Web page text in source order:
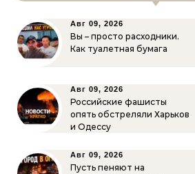
Авг 09, 2026
Вы – просто расходники.
Как туалетная бумага
Авг 09, 2026
Российские фашисты
опять обстреляли Харьков
и Одессу
Авг 09, 2026
Пусть пеняют на